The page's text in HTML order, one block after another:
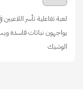
لعبة تفاعلية تأسر
يواجهون نباتات فاسدة
الوشيك